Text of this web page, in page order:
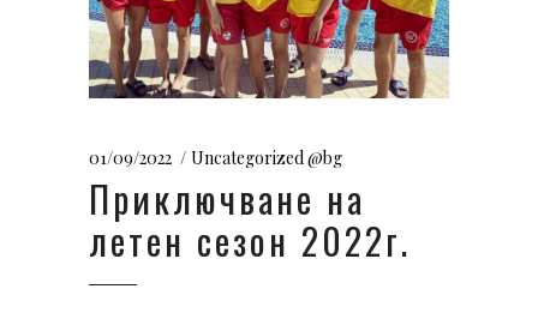
01/09/2022 Uncategorized @bg
Приключване на
летен сезон 2022г.